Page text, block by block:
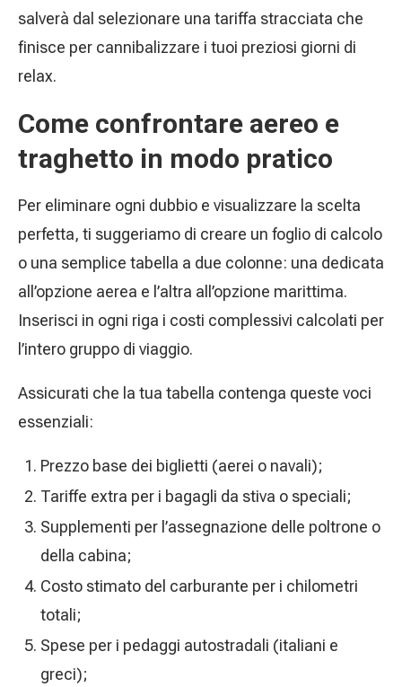
salverà dal selezionare una tariffa stracciata che
finisce per cannibalizzare i tuoi preziosi giorni di
relax.
Come confrontare aereo e
traghetto in modo pratico
Per eliminare ogni dubbio e visualizzare la scelta
perfetta, ti suggeriamo di creare un foglio di calcolo
o una semplice tabella a due colonne: una dedicata
all’opzione aerea e l’altra all’opzione marittima.
Inserisci in ogni riga i costi complessivi calcolati per
l’intero gruppo di viaggio.
Assicurati che la tua tabella contenga queste voci
essenziali:
Prezzo base dei biglietti (aerei o navali);
Tariffe extra per i bagagli da stiva o speciali;
Supplementi per l’assegnazione delle poltrone o
della cabina;
Costo stimato del carburante per i chilometri
totali;
Spese per i pedaggi autostradali (italiani e
greci);